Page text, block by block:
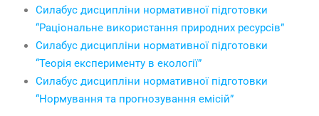
Силабус дисципліни нормативної підготовки
“Рацiональне використання природних ресурсiв”
Силабус дисципліни нормативної підготовки
“Теорiя експерименту в екологiї”
Силабус дисципліни нормативної підготовки
“Нормування та прогнозування емiсiй”